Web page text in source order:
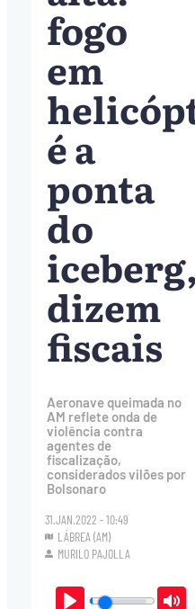
fogo
em
é a
ponta
do
iceberg,
dizem
fiscais
Aeronave queimada no
AM reflete onda de
violência contra
agentes de
fiscalização,
considerados vilões por
Bolsonaro
31.JAN.2022 - 10:49
LÁBREA (AM)
MURILO PAJOLLA